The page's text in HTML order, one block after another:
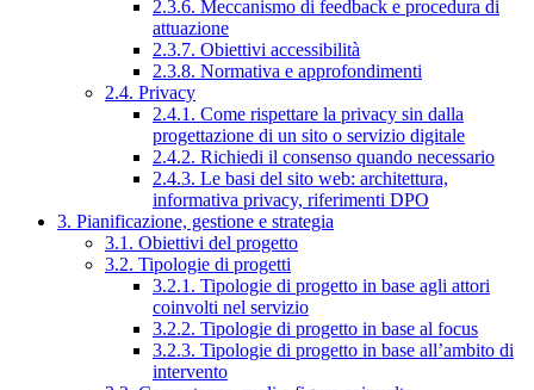
2.3.6. Meccanismo di feedback e procedura di
attuazione
2.3.7. Obiettivi accessibilità
2.3.8. Normativa e approfondimenti
2.4. Privacy
2.4.1. Come rispettare la privacy sin dalla
progettazione di un sito o servizio digitale
2.4.2. Richiedi il consenso quando necessario
2.4.3. Le basi del sito web: architettura,
informativa privacy, riferimenti DPO
3. Pianificazione, gestione e strategia
3.1. Obiettivi del progetto
3.2. Tipologie di progetti
3.2.1. Tipologie di progetto in base agli attori
coinvolti nel servizio
3.2.2. Tipologie di progetto in base al focus
3.2.3. Tipologie di progetto in base all’ambito di
intervento